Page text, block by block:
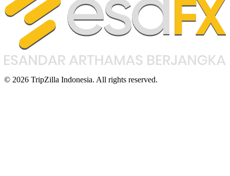
© 2026 TripZilla Indonesia. All rights reserved.